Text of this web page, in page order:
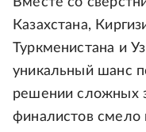
Казахстана,
Туркменистана и
уникальный шанс
решении сложных
финалистов смело